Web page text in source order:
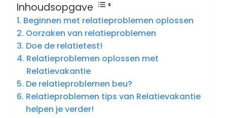
Inhoudsopgave
Beginnen met relatieproblemen oplossen
Oorzaken van relatieproblemen
Doe de relatietest!
Relatieproblemen oplossen met
Relatievakantie
De relatieproblemen beu?
Relatieproblemen tips van Relatievakantie
helpen je verder!